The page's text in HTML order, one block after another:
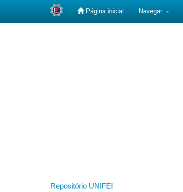
Página inicial Navegar
Repositório UNIFEI